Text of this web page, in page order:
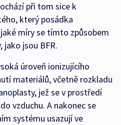
při tom sice k
který posádka
míry se tímto způsobem
jsou BFR.
úroveň ionizujícího
materiálů, včetně rozkladu
jež se v prostředí
vzduchu. A nakonec se
systému usazují ve